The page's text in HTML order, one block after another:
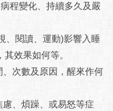
程變化、持續多久及嚴
、閱讀、運動)影響入睡
效果如何等。
次數及原因，醒來作何
、煩躁、或易怒等症